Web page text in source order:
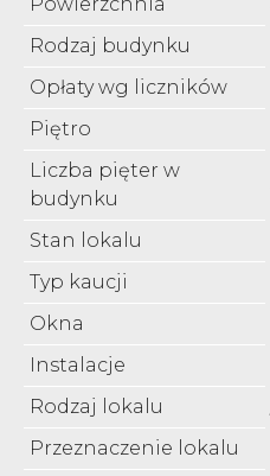
Rodzaj budynku
Opłaty wg liczników
Piętro
Liczba pięter w
budynku
Stan lokalu
Typ kaucji
Okna
Instalacje
Rodzaj lokalu
Przeznaczenie lokalu